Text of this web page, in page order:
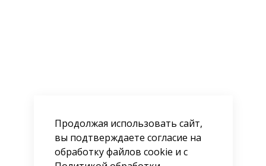
Продолжая использовать сайт,
вы подтверждаете согласие на
обработку файлов cookie и с